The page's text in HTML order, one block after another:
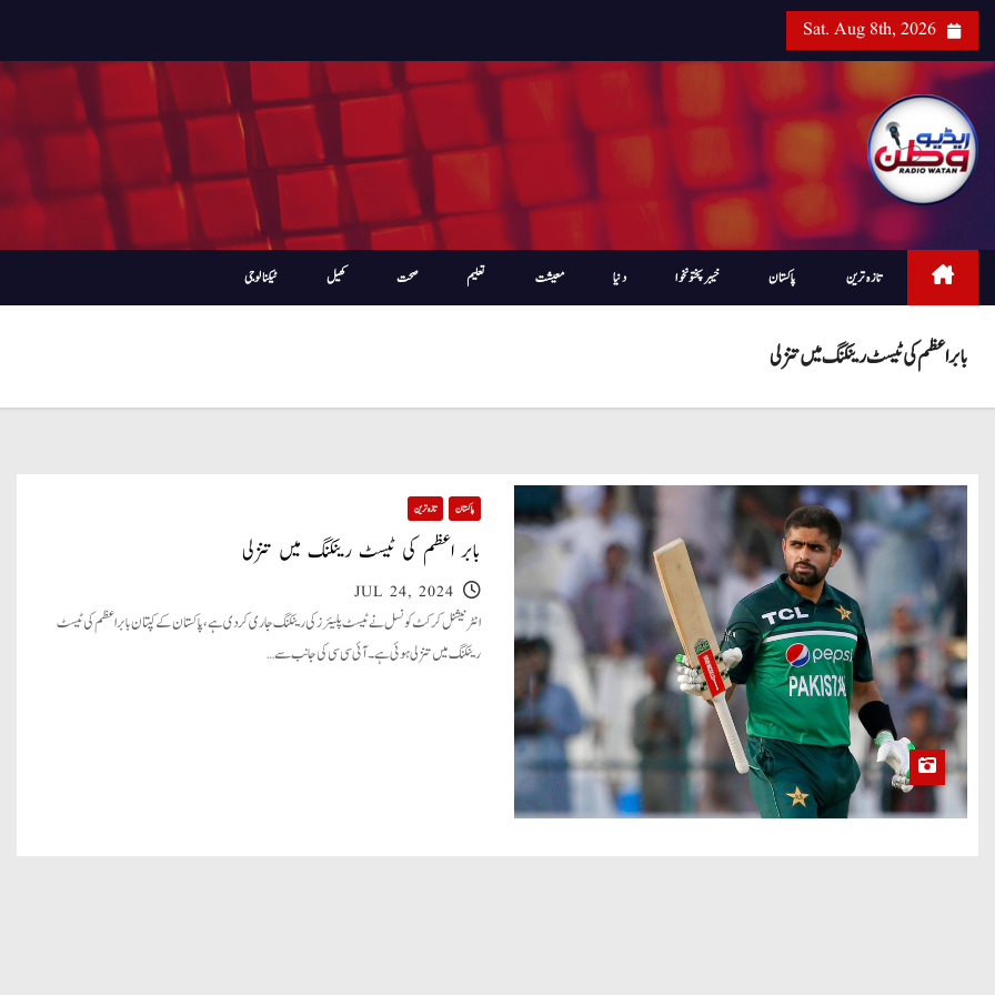
i
Sat. Aug 8th, 2026
تازہ ترین پاکستان خیبرپختونخوا دنیا معیشت تعلیم صحت کھیل ٹیکنالوجی
بابر اعظم کی ٹیسٹ رینکنگ میں تنزلی
پاکستان تازہ ترین
بابر اعظم کی ٹیسٹ رینکنگ میں تنزلی
JUL 24, 2024
انٹرنیشنل کرکٹ کونسل نے ٹیسٹ پلیئرز کی رینکنگ جاری کر دی ہے، پاکستان کے کپتان بابر اعظم کی ٹیسٹ
رینکنگ میں تنزلی ہوئی ہے۔ آئی سی سی کی جانب سے…